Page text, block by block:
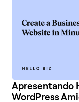
Apresentando
WordPress